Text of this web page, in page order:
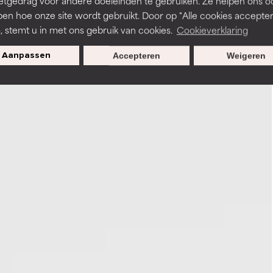
hoe onze site wordt gebruikt. Door op "Alle cookies
stemt u in met ons gebruik van cookies. Cookieverklaring
Aanpassen Weigeren
Accepteren